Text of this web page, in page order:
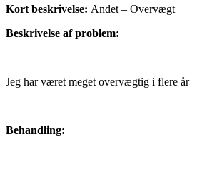
Kort beskrivelse: Andet – Overvægt
Beskrivelse af problem:
Jeg har været meget overvægtig i flere år
Behandling: